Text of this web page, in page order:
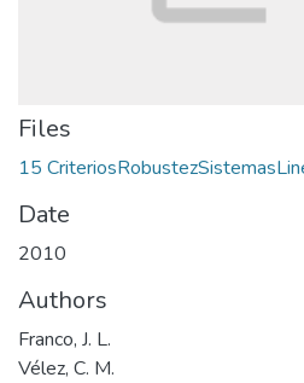
Files
15
Date
2010
Authors
Franco, J. L.
Vélez, C. M.